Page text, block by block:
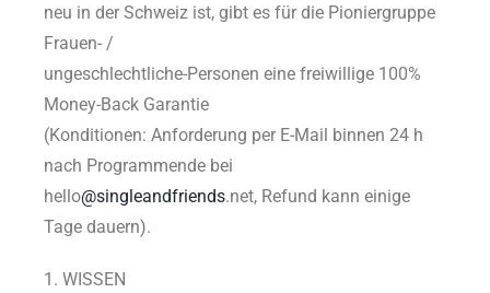
neu in der Schweiz ist, gibt es für die Pioniergruppe
Frauen- /
ungeschlechtliche-Personen eine freiwillige 100%
Money-Back Garantie
(Konditionen: Anforderung per E-Mail binnen 24 h
nach Programmende bei
hello@singleandfriends.net, Refund kann einige
Tage dauern).
1. WISSEN